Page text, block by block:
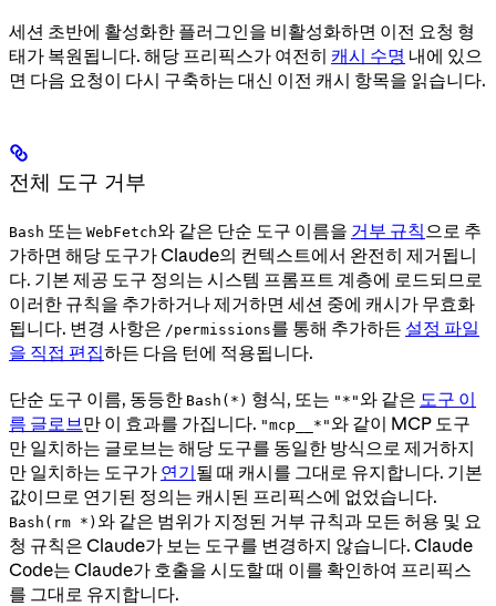
세션 초반에 활성화한 플러그인을 비활성화하면 이전 요청 형
태가 복원됩니다. 해당 프리픽스가 여전히 캐시 수명 내에 있으
면 다음 요청이 다시 구축하는 대신 이전 캐시 항목을 읽습니다.
전체 도구 거부
Bash 또는 WebFetch와 같은 단순 도구 이름을 거부 규칙 으로 추
가하면 해당 도구가 Claude의 컨텍스트에서 완전히 제거됩니
다. 기본 제공 도구 정의는 시스템 프롬프트 계층에 로드되므로
이러한 규칙을 추가하거나 제거하면 세션 중에 캐시가 무효화
됩니다. 변경 사항은 /permissions를 통해 추가하든 설정 파일
을 직접 편집하든 다음 턴에 적용됩니다.
단순 도구 이름, 동등한 Bash(*) 형식, 또는 "*"와 같은 도구 이
름 글로브 만 이 효과를 가집니다. "mcp__*"와 같이 MCP 도구
만 일치하는 글로브는 해당 도구를 동일한 방식으로 제거하지
만 일치하는 도구가 연기될 때 캐시를 그대로 유지합니다. 기본
값이므로 연기된 정의는 캐시된 프리픽스에 없었습니다.
Bash(rm *) 와 같은 범위가 지정된 거부 규칙과 모든 허용 및 요
청 규칙은 Claude가 보는 도구를 변경하지 않습니다. Claude
Code는 Claude가 호출을 시도할 때 이를 확인하여 프리픽스
를 그대로 유지합니다.